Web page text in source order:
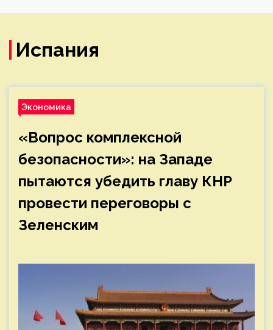
Испания
Экономика
«Вопрос комплексной
безопасности»: на Западе
пытаются убедить главу КНР
провести переговоры с
Зеленским